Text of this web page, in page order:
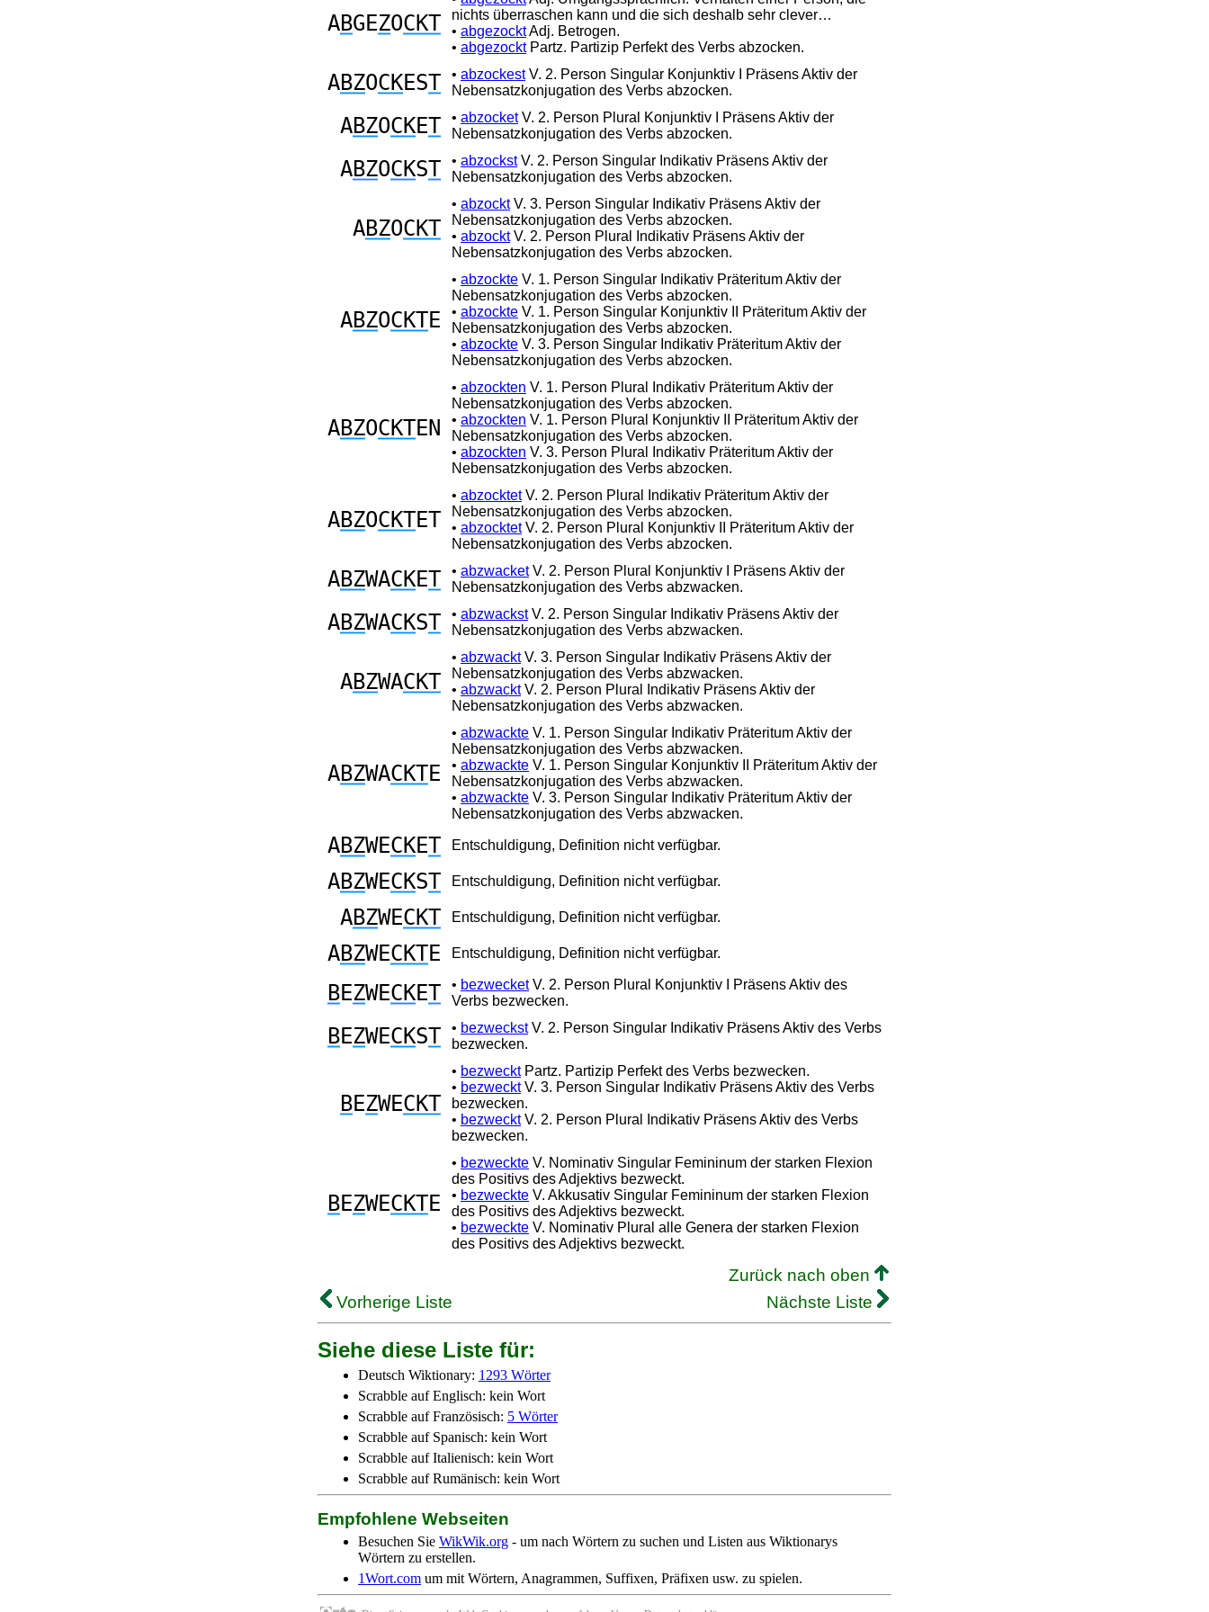
ABGEZOCKT
nichts überraschen kann und die sich deshalb sehr clever…
• abgezocktAdj. Betrogen.
• abgezocktPartz. Partizip Perfekt des Verbs abzocken.
ABZOCKEST • abzockestV. 2. Person Singular Konjunktiv I Präsens Aktiv der
Nebensatzkonjugation des Verbs abzocken.
ABZOCKET • abzocketV. 2. Person Plural Konjunktiv I Präsens Aktiv der
Nebensatzkonjugation des Verbs abzocken.
ABZOCKST • abzockstV. 2. Person Singular Indikativ Präsens Aktiv der
Nebensatzkonjugation des Verbs abzocken.
ABZOCKT
• abzocktV. 3. Person Singular Indikativ Präsens Aktiv der
Nebensatzkonjugation des Verbs abzocken.
• abzocktV. 2. Person Plural Indikativ Präsens Aktiv der
Nebensatzkonjugation des Verbs abzocken.
ABZOCKTE
• abzockte V. 1. Person Singular Indikativ Präteritum Aktiv der
Nebensatzkonjugation des Verbs abzocken.
• abzockte V. 1. Person Singular Konjunktiv II Präteritum Aktiv der
Nebensatzkonjugation des Verbs abzocken.
• abzockte V. 3. Person Singular Indikativ Präteritum Aktiv der
Nebensatzkonjugation des Verbs abzocken.
ABZOCKTEN
• abzockten V. 1. Person Plural Indikativ Präteritum Aktiv der
Nebensatzkonjugation des Verbs abzocken.
• abzockten V. 1. Person Plural Konjunktiv II Präteritum Aktiv der
Nebensatzkonjugation des Verbs abzocken.
• abzockten V. 3. Person Plural Indikativ Präteritum Aktiv der
Nebensatzkonjugation des Verbs abzocken.
ABZOCKTET
• abzocktetV. 2. Person Plural Indikativ Präteritum Aktiv der
Nebensatzkonjugation des Verbs abzocken.
• abzocktetV. 2. Person Plural Konjunktiv II Präteritum Aktiv der
Nebensatzkonjugation des Verbs abzocken.
ABZWACKET • abzwacketV. 2. Person Plural Konjunktiv I Präsens Aktiv der
Nebensatzkonjugation des Verbs abzwacken.
ABZWACKST • abzwackstV. 2. Person Singular Indikativ Präsens Aktiv der
Nebensatzkonjugation des Verbs abzwacken.
ABZWACKT
• abzwacktV. 3. Person Singular Indikativ Präsens Aktiv der
Nebensatzkonjugation des Verbs abzwacken.
• abzwacktV. 2. Person Plural Indikativ Präsens Aktiv der
Nebensatzkonjugation des Verbs abzwacken.
ABZWACKTE
• abzwackte V. 1. Person Singular Indikativ Präteritum Aktiv der
Nebensatzkonjugation des Verbs abzwacken.
• abzwackte V. 1. Person Singular Konjunktiv II Präteritum Aktiv der
Nebensatzkonjugation des Verbs abzwacken.
• abzwackte V. 3. Person Singular Indikativ Präteritum Aktiv der
Nebensatzkonjugation des Verbs abzwacken.
ABZWECKET Entschuldigung, Definition nicht verfügbar.
ABZWECKST Entschuldigung, Definition nicht verfügbar.
ABZWECKT Entschuldigung, Definition nicht verfügbar.
ABZWECKTE Entschuldigung, Definition nicht verfügbar.
BEZWECKET • bezwecketV. 2. Person Plural Konjunktiv I Präsens Aktiv des
Verbs bezwecken.
BEZWECKST • bezweckstV. 2. Person Singular Indikativ Präsens Aktiv des Verbs
bezwecken.
BEZWECKT
• bezwecktPartz. Partizip Perfekt des Verbs bezwecken.
• bezwecktV. 3. Person Singular Indikativ Präsens Aktiv des Verbs
bezwecken.
• bezwecktV. 2. Person Plural Indikativ Präsens Aktiv des Verbs
bezwecken.
BEZWECKTE
• bezweckte V. Nominativ Singular Femininum der starken Flexion
des Positivs des Adjektivs bezweckt.
• bezweckte V. Akkusativ Singular Femininum der starken Flexion
des Positivs des Adjektivs bezweckt.
• bezweckte V. Nominativ Plural alle Genera der starken Flexion
des Positivs des Adjektivs bezweckt.
Zurück nach oben
Vorherige Liste
Nächste Liste
Siehe diese Liste für:
Deutsch Wiktionary: 1293 Wörter
Scrabble auf Englisch: kein Wort
Scrabble auf Französisch: 5 Wörter
Scrabble auf Spanisch: kein Wort
Scrabble auf Italienisch: kein Wort
Scrabble auf Rumänisch: kein Wort
Empfohlene Webseiten
Besuchen Sie WikWik.org - um nach Wörtern zu suchen und Listen aus Wiktionarys
Wörtern zu erstellen.
1Wort.com um mit Wörtern, Anagrammen, Suffixen, Präfixen usw. zu spielen.